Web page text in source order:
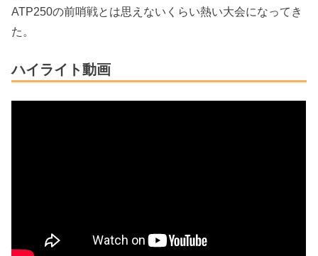
ATP250の前哨戦とは思えないくらい熱い大会になってき
た。
ハイライト動画